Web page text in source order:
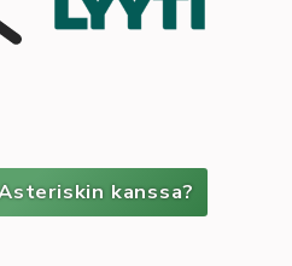
kanssa?